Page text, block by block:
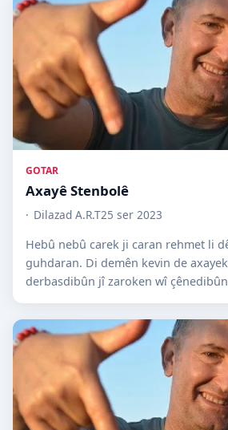
GOTAR
Axayê Stenbolê
Dilazad A.R.T25 ser 2023
Hebû nebû carek ji caran rehmet li
guhdaran. Di demên kevin de
derbasdibûn jî zaroken wî